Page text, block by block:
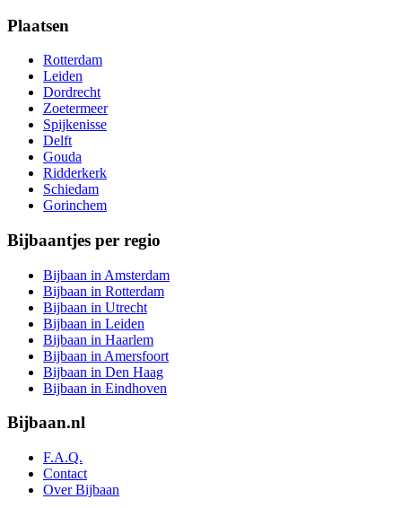
Plaatsen
Rotterdam
Leiden
Dordrecht
Zoetermeer
Spijkenisse
Delft
Gouda
Ridderkerk
Schiedam
Gorinchem
Bijbaantjes per regio
Bijbaan in Amsterdam
Bijbaan in Rotterdam
Bijbaan in Utrecht
Bijbaan in Leiden
Bijbaan in Haarlem
Bijbaan in Amersfoort
Bijbaan in Den Haag
Bijbaan in Eindhoven
Bijbaan.nl
F.A.Q.
Contact
Over Bijbaan